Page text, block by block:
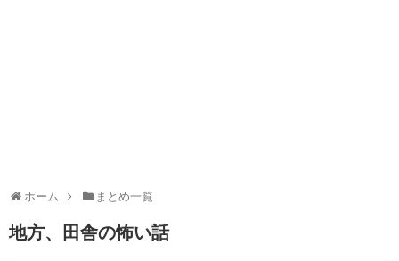
ホーム まとめ一覧
地方、田舎の怖い話